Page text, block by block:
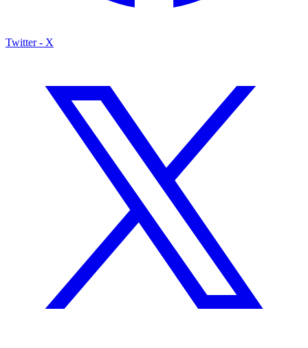
Twitter - X